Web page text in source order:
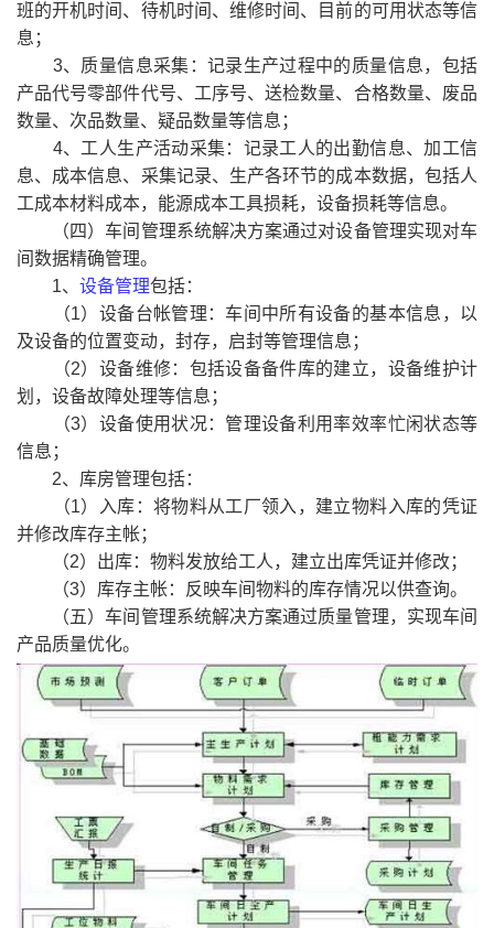
班的开机时间、待机时间、维修时间、目前的可用状态等信
息；
3、质量信息采集：记录生产过程中的质量信息，包括
产品代号零部件代号、工序号、送检数量、合格数量、废品
数量、次品数量、疑品数量等信息；
4、工人生产活动采集：记录工人的出勤信息、加工信
息、成本信息、采集记录、生产各环节的成本数据，包括人
工成本材料成本，能源成本工具损耗，设备损耗等信息。
（四）车间管理系统解决方案通过对设备管理实现对车
间数据精确管理。
1、 设备管理包括：
（1）设备台帐管理：车间中所有设备的基本信息，以
及设备的位置变动，封存，启封等管理信息；
（2）设备维修：包括设备备件库的建立，设备维护计
划，设备故障处理等信息；
（3）设备使用状况：管理设备利用率效率忙闲状态等
信息；
2、库房管理包括：
（1）入库：将物料从工厂领入，建立物料入库的凭证
并修改库存主帐；
（2）出库：物料发放给工人，建立出库凭证并修改；
（3）库存主帐：反映车间物料的库存情况以供查询。
（五）车间管理系统解决方案通过质量管理，实现车间
产品质量优化。